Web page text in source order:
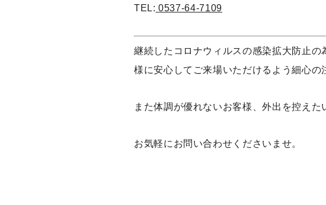
TEL: 0537-64-7109
継続したコロナウィルスの感染拡大防止
様に安心してご来場いただけるよう細心の
また体調が優れないお客様、外出を控え
お気軽にお問い合わせくださいませ。